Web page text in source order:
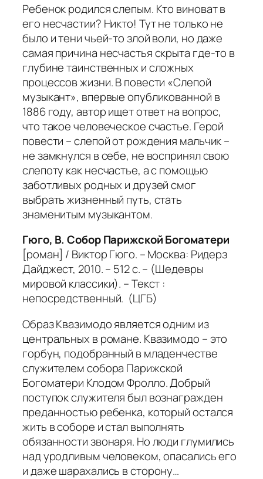
Ребенок родился слепым. Кто виноват в
его несчастии? Никто! Тут не только не
было и тени чьей-то злой воли, но даже
самая причина несчастья скрыта где-то в
глубине таинственных и сложных
процессов жизни. В повести «Слепой
музыкант», впервые опубликованной в
1886 году, автор ищет ответ на вопрос,
что такое человеческое счастье. Герой
повести – слепой от рождения мальчик –
не замкнулся в себе, не воспринял свою
слепоту как несчастье, а с помощью
заботливых родных и друзей смог
выбрать жизненный путь, стать
знаменитым музыкантом.
Гюго, В. Собор Парижской Богоматери
[роман] / Виктор Гюго. – Москва: Ридерз
Дайджест, 2010. – 512 с. – (Шедевры
мировой классики). – Текст :
непосредственный. (ЦГБ)
Образ Квазимодо является одним из
центральных в романе. Квазимодо – это
горбун, подобранный в младенчестве
служителем собора Парижской
Богоматери Клодом Фролло. Добрый
поступок служителя был вознагражден
преданностью ребенка, который остался
жить в соборе и стал выполнять
обязанности звонаря. Но люди глумились
над уродливым человеком, опасались его
и даже шарахались в сторону…